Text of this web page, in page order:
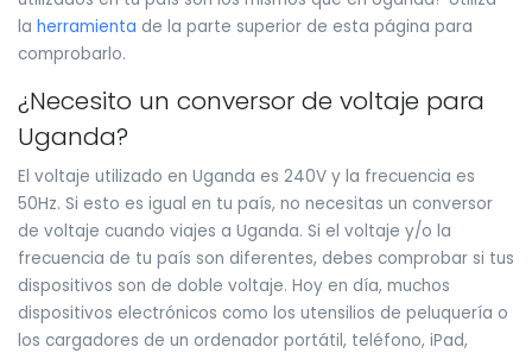
la herramienta de la parte superior de esta página para
comprobarlo.
¿Necesito un conversor de voltaje para
Uganda?
El voltaje utilizado en Uganda es 240V y la frecuencia es
50Hz. Si esto es igual en tu país, no necesitas un conversor
de voltaje cuando viajes a Uganda. Si el voltaje y/o la
frecuencia de tu país son diferentes, debes comprobar si tus
dispositivos son de doble voltaje. Hoy en día, muchos
dispositivos electrónicos como los utensilios de peluquería o
los cargadores de un ordenador portátil, teléfono, iPad,